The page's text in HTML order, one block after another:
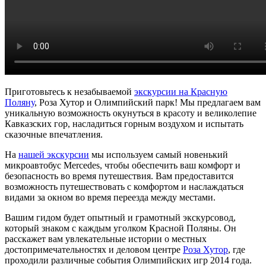
Приготовьтесь к незабываемой экскурсии на Красную
Поляну, Роза Хутор и Олимпийский парк! Мы предлагаем вам
уникальную возможность окунуться в красоту и великолепие
Кавказских гор, насладиться горным воздухом и испытать
сказочные впечатления.
На нашей экскурсии мы используем самый новенький
микроавтобус Mercedes, чтобы обеспечить ваш комфорт и
безопасность во время путешествия. Вам предоставится
возможность путешествовать с комфортом и наслаждаться
видами за окном во время переезда между местами.
Вашим гидом будет опытный и грамотный экскурсовод,
который знаком с каждым уголком Красной Поляны. Он
расскажет вам увлекательные истории о местных
достопримечательностях и деловом центре Роза Хутор, где
проходили различные события Олимпийских игр 2014 года.